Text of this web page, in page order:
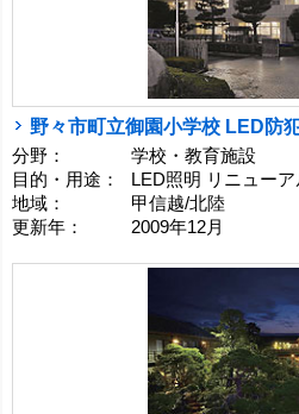
野々市町立御園小学校 LED防
分野：
学校・教育施設
目的・用途：
LED照明 リニューア
地域：
甲信越/北陸
更新年：
2009年12月